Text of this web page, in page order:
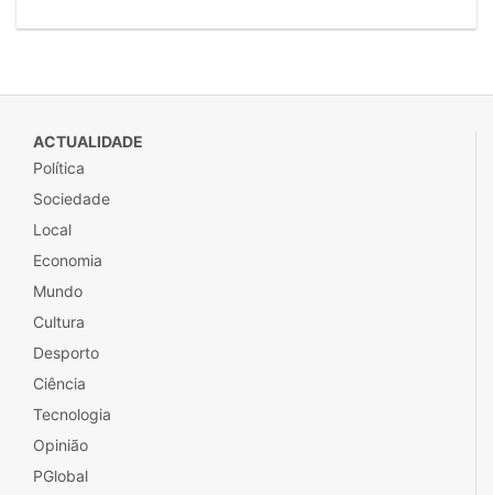
ACTUALIDADE
Política
Sociedade
Local
Economia
Mundo
Cultura
Desporto
Ciência
Tecnologia
Opinião
PGlobal